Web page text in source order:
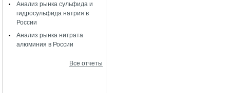
Анализ рынка сульфида и
гидросульфида натрия в
России
Анализ рынка нитрата
алюминия в России
Все отчеты